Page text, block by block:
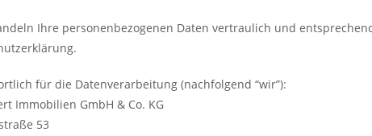
Ihre personenbezogenen Daten vertraulich und
für die Datenverarbeitung (nachfolgend “wir”):
Immobilien GmbH & Co. KG
53